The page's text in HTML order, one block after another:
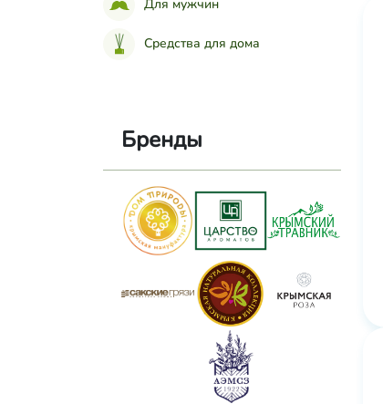
Для мужчин
Средства для дома
Бренды